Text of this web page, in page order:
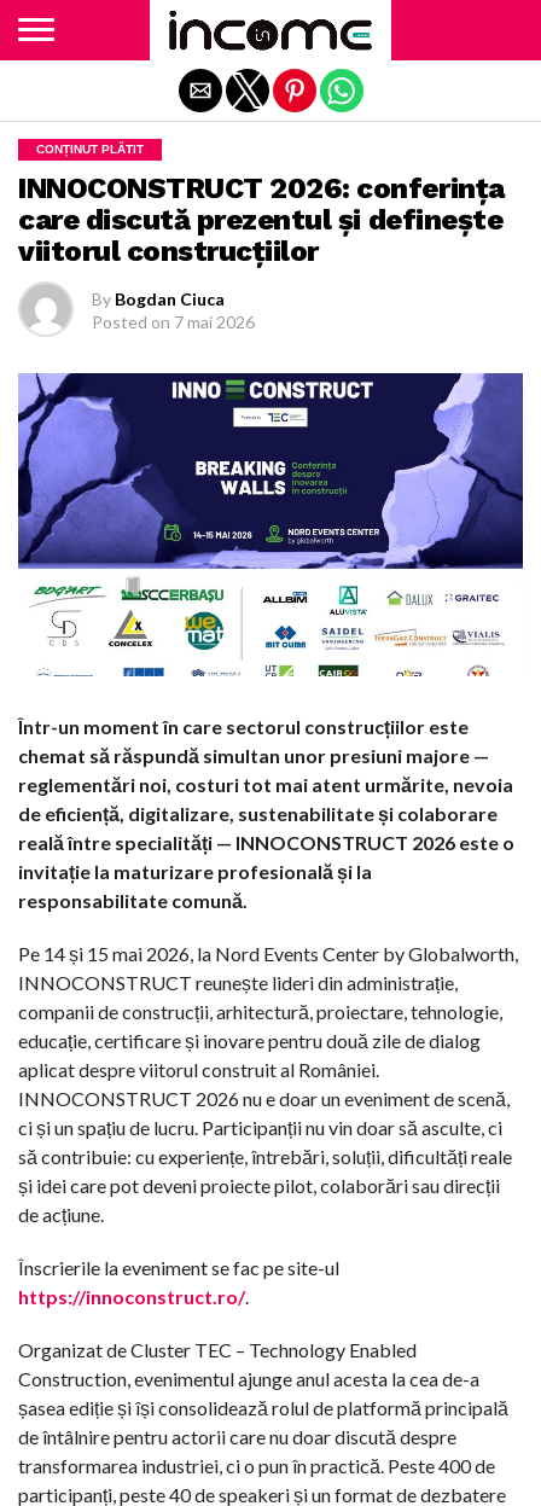
CONȚINUT PLĂTIT
INNOCONSTRUCT 2026: conferința
care discută prezentul și definește
viitorul construcțiilor
By Bogdan Ciuca
Posted on 7 mai 2026
Într-un moment în care sectorul construcțiilor este
chemat să răspundă simultan unor presiuni majore —
reglementări noi, costuri tot mai atent urmărite, nevoia
de eficiență, digitalizare, sustenabilitate și colaborare
reală între specialități — INNOCONSTRUCT 2026 este o
invitație la maturizare profesională și la
responsabilitate comună.
Pe 14 și 15 mai 2026, la Nord Events Center by Globalworth,
INNOCONSTRUCT reunește lideri din administrație,
companii de construcții, arhitectură, proiectare, tehnologie,
educație, certificare și inovare pentru două zile de dialog
aplicat despre viitorul construit al României.
INNOCONSTRUCT 2026 nu e doar un eveniment de scenă,
ci și un spațiu de lucru. Participanții nu vin doar să asculte, ci
să contribuie: cu experiențe, întrebări, soluții, dificultăți reale
și idei care pot deveni proiecte pilot, colaborări sau direcții
de acțiune.
Înscrierile la eveniment se fac pe site-ul
https://innoconstruct.ro/.
Organizat de Cluster TEC – Technology Enabled
Construction, evenimentul ajunge anul acesta la cea de-a
șasea ediție și își consolidează rolul de platformă principală
de întâlnire pentru actorii care nu doar discută despre
transformarea industriei, ci o pun în practică. Peste 400 de
participanți, peste 40 de speakeri și un format de dezbatere
Exit mobile version